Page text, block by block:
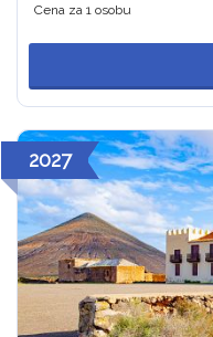
Cena za 1 osobu
2027